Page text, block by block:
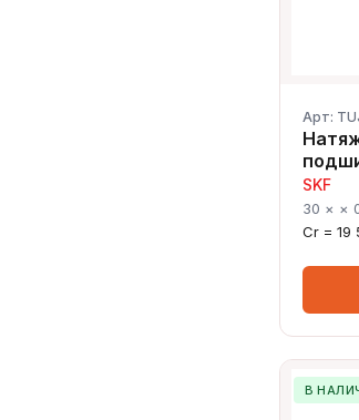
Арт:
SKF
30 × ×
Cr = 19
В